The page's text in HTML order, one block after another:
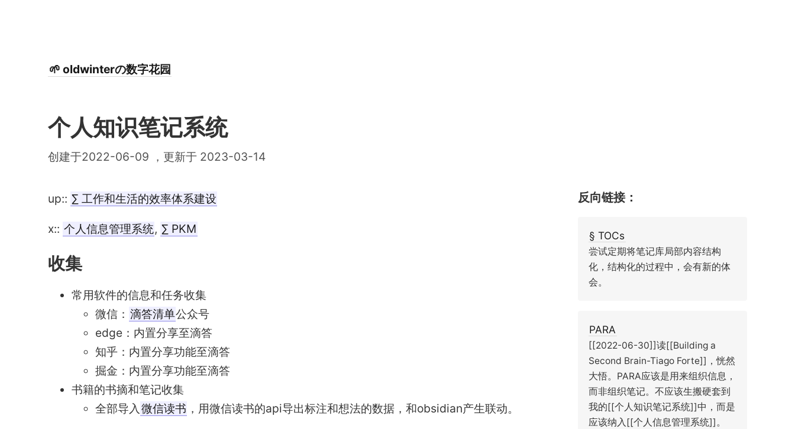
🌱 oldwinterの数字花园
个人知识笔记系统
创建于2022-06-09 ，更新于 2023-03-14
up:: ∑ 工作和生活的效率体系建设
x:: 个人信息管理系统, ∑ PKM
收集
常用软件的信息和任务收集
微信： 滴答清单公众号
edge：内置分享至滴答
知乎：内置分享功能至滴答
掘金：内置分享功能至滴答
书籍的书摘和笔记收集
全部导入 微信读书 ，用微信读书的api导出标注和想法的数据，和obsidian产生联动。
反向链接：
§ TOCs
尝试定期将笔记库局部内容结构
化，结构化的过程中，会有新的体
会。
PARA
[[2022-06-30]]读[[Building a
Second Brain-Tiago Forte]]，恍然
大悟。PARA应该是用来组织信息，
而非组织笔记。不应该生搬硬套到
我的[[个人知识笔记系统]]中，而是
应该纳入[[个人信息管理系统]]。